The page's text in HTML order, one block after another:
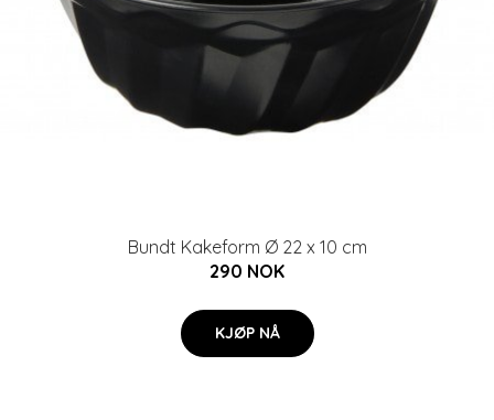
Bundt Kakeform Ø 22 x 10 cm
290 NOK
KJØP NÅ